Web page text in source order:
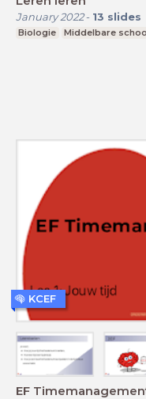
January 2022- 13 slides
Biologie Middelbare
EF
KCEF